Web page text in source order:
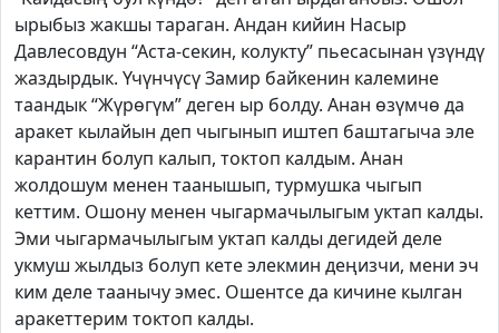
ырыбыз жакшы тараган. Андан кийин Насыр
Давлесовдун “Аста-секин, колукту” пьесасынан үзүндү
жаздырдык. Үчүнчүсү Замир байкенин калемине
таандык “Жүрөгүм” деген ыр болду. Анан өзүмчө да
аракет кылайын деп чыгынып иштеп баштагыча эле
карантин болуп калып, токтоп калдым. Анан
жолдошум менен таанышып, турмушка чыгып
кеттим. Ошону менен чыгармачылыгым уктап калды.
Эми чыгармачылыгым уктап калды дегидей деле
укмуш жылдыз болуп кете элекмин деңизчи, мени эч
ким деле таанычу эмес. Ошентсе да кичине кылган
аракеттерим токтоп калды.